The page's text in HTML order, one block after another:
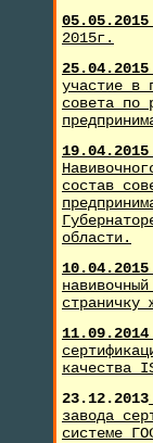
05.05.2015
2015г.
25.04.2015
участие в
совета по
19.04.2015
состав
области.
10.04.2015
страничку
11.09.2014
качества
23.12.2013
завода
системе